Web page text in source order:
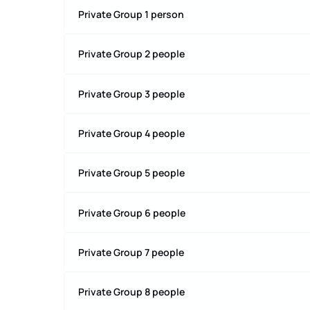
Private Group 1 person
Private Group 2 people
Private Group 3 people
Private Group 4 people
Private Group 5 people
Private Group 6 people
Private Group 7 people
Private Group 8 people